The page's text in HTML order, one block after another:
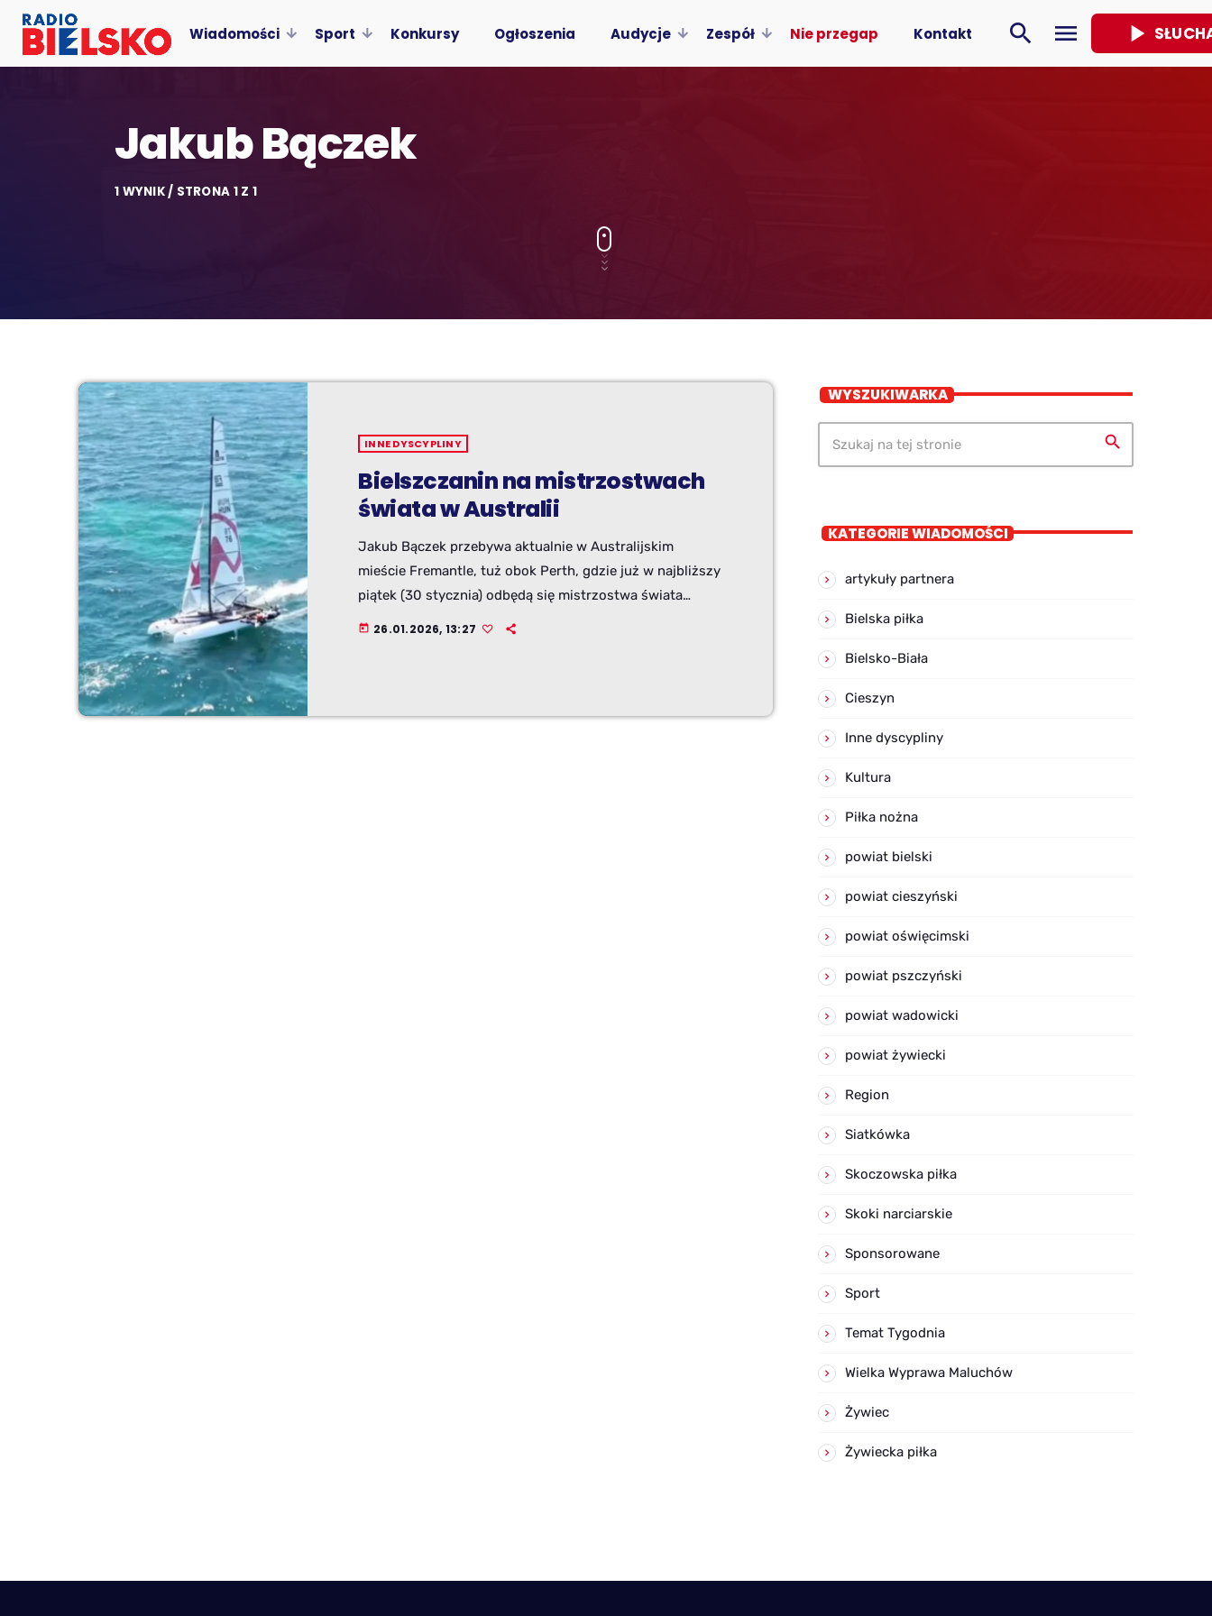
Wiadomości Sport Konkursy Ogłoszenia Audycje Zespół Nie przegap Kontakt search menu play_arrow
Jakub Bączek
1 WYNIK / STRONA 1 Z 1
INNE DYSCYPLINY
Bielszczanin na mistrzostwach
świata w Australii
Jakub Bączek przebywa aktualnie w Australijskim
mieście Fremantle, tuż obok Perth, gdzie już w najbliższy
piątek (30 stycznia) odbędą się mistrzostwa świata
katamaranów. Bielszczanin wystartuje w klasie F-18 –
today 26.01.2026, 13:27
WYSZUKIWARKA
search
KATEGORIE WIADOMOŚCI
artykuły partnera
Bielska piłka
Bielsko-Biała
Cieszyn
Inne dyscypliny
Kultura
Piłka nożna
powiat bielski
powiat cieszyński
powiat oświęcimski
powiat pszczyński
powiat wadowicki
powiat żywiecki
Region
Siatkówka
Skoczowska piłka
Skoki narciarskie
Sponsorowane
Sport
Temat Tygodnia
Wielka Wyprawa Maluchów
Żywiec
Żywiecka piłka